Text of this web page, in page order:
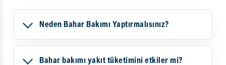
Neden Bahar Bakımı Yaptırmalısınız?
Bahar bakımı yakıt tüketimini etkiler mi?